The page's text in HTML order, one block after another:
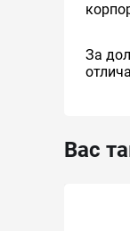
За
Вас